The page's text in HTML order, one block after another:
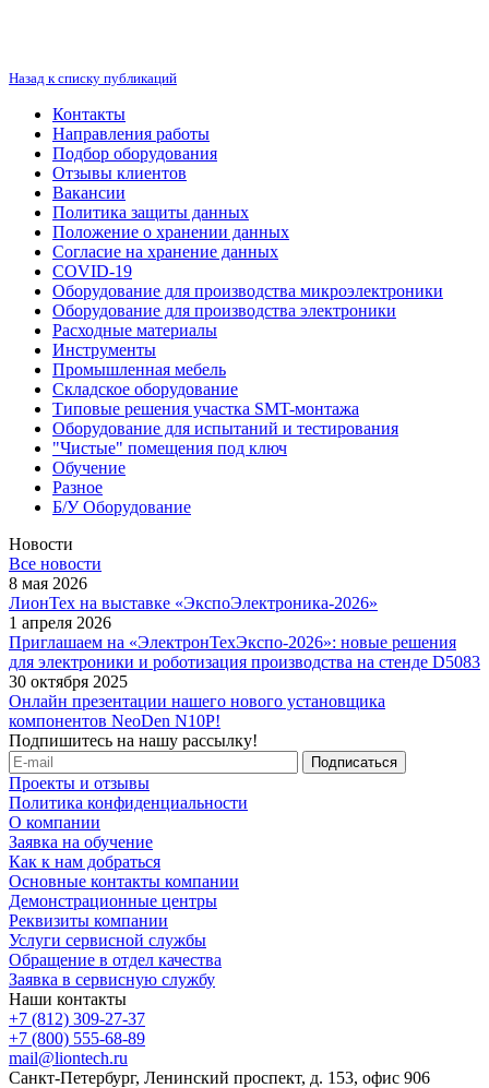
Назад к списку публикаций
Контакты
Направления работы
Подбор оборудования
Отзывы клиентов
Вакансии
Политика защиты данных
Положение о хранении данных
Согласие на хранение данных
COVID-19
Оборудование для производства микроэлектроники
Оборудование для производства электроники
Расходные материалы
Инструменты
Промышленная мебель
Складское оборудование
Типовые решения участка SMT-монтажа
Оборудование для испытаний и тестирования
"Чистые" помещения под ключ
Обучение
Разное
Б/У Оборудование
Новости
Все новости
8 мая 2026
ЛионТех на выставке «ЭкспоЭлектроника-2026»
1 апреля 2026
Приглашаем на «ЭлектронТехЭкспо-2026»: новые решения
для электроники и роботизация производства на стенде D5083
30 октября 2025
Онлайн презентации нашего нового установщика
компонентов NeoDen N10P!
Подпишитесь на нашу рассылку!
Проекты и отзывы
Политика конфиденциальности
О компании
Заявка на обучение
Как к нам добраться
Основные контакты компании
Демонстрационные центры
Реквизиты компании
Услуги сервисной службы
Обращение в отдел качества
Заявка в сервисную службу
Наши контакты
+7 (812) 309-27-37
+7 (800) 555-68-89
mail@liontech.ru
Санкт-Петербург, Ленинский проспект, д. 153, офис 906